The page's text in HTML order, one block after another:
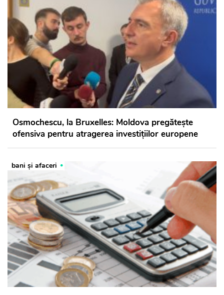
Osmochescu, la Bruxelles: Moldova pregătește
ofensiva pentru atragerea investițiilor europene
bani și afaceri